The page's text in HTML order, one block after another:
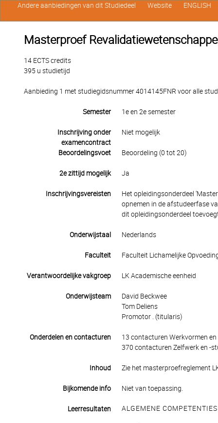
Masterproef
14 ECTS credits
395 u studietijd
Aanbieding 1 met studiegidsnummer 4014145FNR voor alle
Semester 1e en 2e semester
Inschrijving onder
examencontract
Niet mogelijk
Beoordelingsvoet Beoordeling (0 tot 20)
2e zittijd mogelijk Ja
Inschrijvingsvereisten
Het opleidingsonderdeel
opnemen in de afstudeerfase
dit opleidingsonderdeel
Onderwijstaal Nederlands
Faculteit Faculteit Lichamelijke
Verantwoordelijke vakgroep LK Academische eenheid
Onderwijsteam
David Beckwee
Tom Deliens
Promotor . (titularis)
Onderdelen en contacturen
13 contacturen Werkvormen en
370 contacturen Zelfwerk en -
Inhoud Zie het masterproefreglement
Bijkomende info Niet van toepassing.
Leerresultaten ALGEMENE COMPETENTIES
Andere aanbiedingen van dit Studiedeel Website ENGLISH